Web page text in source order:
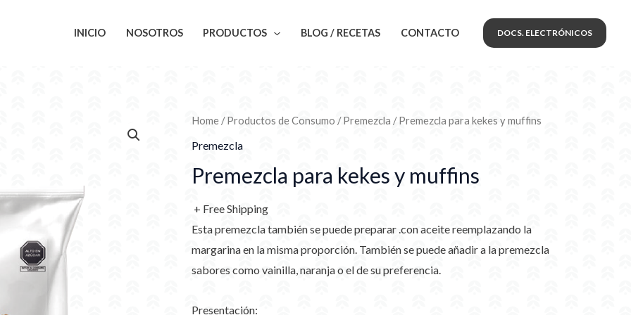
INICIO NOSOTROS PRODUCTOS BLOG / RECETAS CONTACTO DOCS. ELECTRÓNICOS
Home /Productos de Consumo /Premezcla / Premezcla para kekes y muffins
Premezcla
Premezcla para kekes y muffins
+ Free Shipping
Esta premezcla también se puede preparar .con aceite reemplazando la
margarina en la misma proporción. También se puede añadir a la premezcla
sabores como vainilla, naranja o el de su preferencia.
Presentación: